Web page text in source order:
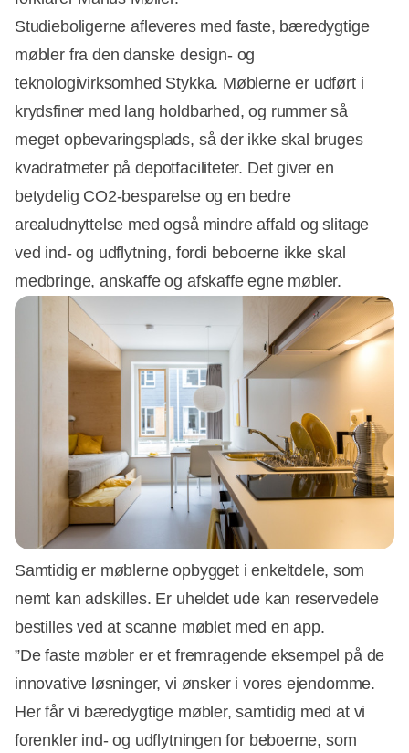
Studieboligerne afleveres med faste, bæredygtige
møbler fra den danske design- og
teknologivirksomhed Stykka. Møblerne er udført i
krydsfiner med lang holdbarhed, og rummer så
meget opbevaringsplads, så der ikke skal bruges
kvadratmeter på depotfaciliteter. Det giver en
betydelig CO2-besparelse og en bedre
arealudnyttelse med også mindre affald og slitage
ved ind- og udflytning, fordi beboerne ikke skal
medbringe, anskaffe og afskaffe egne møbler.
Samtidig er møblerne opbygget i enkeltdele, som
nemt kan adskilles. Er uheldet ude kan reservedele
bestilles ved at scanne møblet med en app.
”De faste møbler er et fremragende eksempel på de
innovative løsninger, vi ønsker i vores ejendomme.
Her får vi bæredygtige møbler, samtidig med at vi
forenkler ind- og udflytningen for beboerne, som